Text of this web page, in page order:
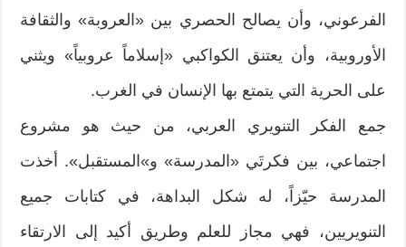
الفرعوني، وأن يصالح الحصري بين «العروبة» والثقافة
الأوروبية، وأن يعتنق الكواكبي «إسلاماً عروبياً» ويثني
على الحرية التي يتمتع بها الإنسان في الغرب.
جمع الفكر التنويري العربي، من حيث هو مشروع
اجتماعي، بين فكرتَي «المدرسة» و»المستقبل». أخذت
المدرسة حيّزاً، له شكل البداهة، في كتابات جميع
التنويريين، فهي مجاز للعلم وطريق أكيد إلى الارتقاء